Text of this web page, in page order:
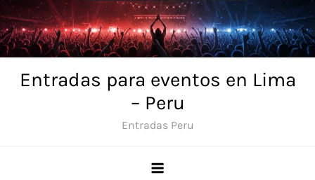
Skip
to
content
Entradas para eventos en Lima
– Peru
Entradas Peru